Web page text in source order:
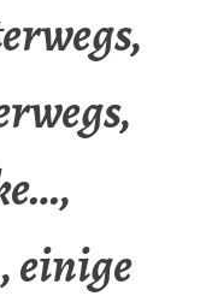
einige